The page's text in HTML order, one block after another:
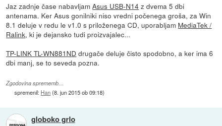
Jaz zadnje čase nabavljamAsus USB-N14 z dvema 5 dbi
antenama. Ker Asus gonilniki niso vredni počenega groša, za Win
8.1 deluje v redu le v1.0 s priloženega CD, uporabljam MediaTek /
Ralink, ki je dejansko tudi proizvajalec...
TP-LINK TL-WN881ND drugače deluje čisto spodobno, a ker ima 6
dbi manj, se to seveda pozna.
Zgodovina sprememb…
spremenil: Han(8. jun 2015 ob 09:18)
globoko grlo